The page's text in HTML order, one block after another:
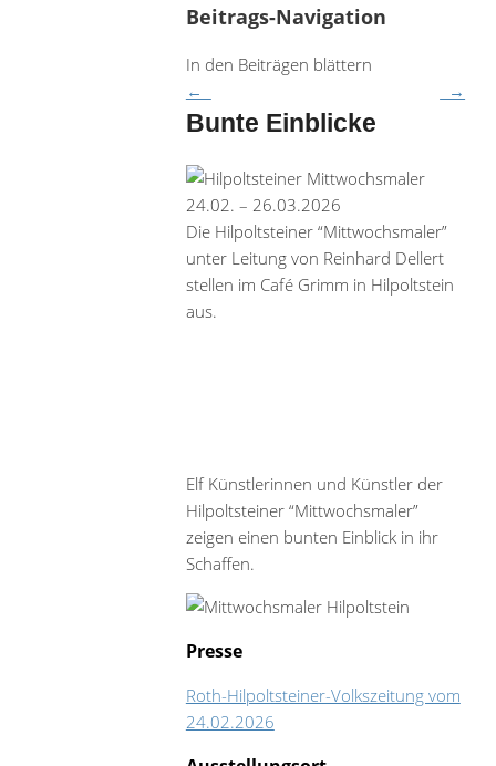
Beitrags-Navigation
In den Beiträgen blättern
→
←
Bunte Einblicke
24.02. – 26.03.2026
Die Hilpoltsteiner “Mittwochsmaler”
unter Leitung von Reinhard Dellert
stellen im Café Grimm in Hilpoltstein
aus.
Elf Künstlerinnen und Künstler der
Hilpoltsteiner “Mittwochsmaler”
zeigen einen bunten Einblick in ihr
Schaffen.
Presse
Roth-Hilpoltsteiner-Volkszeitung vom
24.02.2026